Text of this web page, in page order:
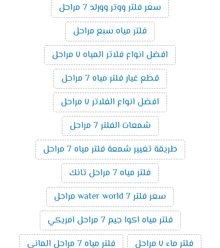
سعر فلتر ووتر وورلد 7 مراحل
فلتر مياه سبع مراحل
افضل انواع فلاتر المياه ٧ مراحل
قطع غيار فلتر مياه 7 مراحل
افضل انواع الفلاتر ٧ مراحل
شمعات الفلتر 7 مراحل
طريقة تغيير شمعة فلتر مياه 7 مراحل
فلتر مياه 7 مراحل تانك
سعر فلتر water world 7 مراحل
فلتر مياه اكوا جيم 7 مراحل امريكي
فلتر ماء ٧ مراحل
فلتر مياه 7 مراحل الماني